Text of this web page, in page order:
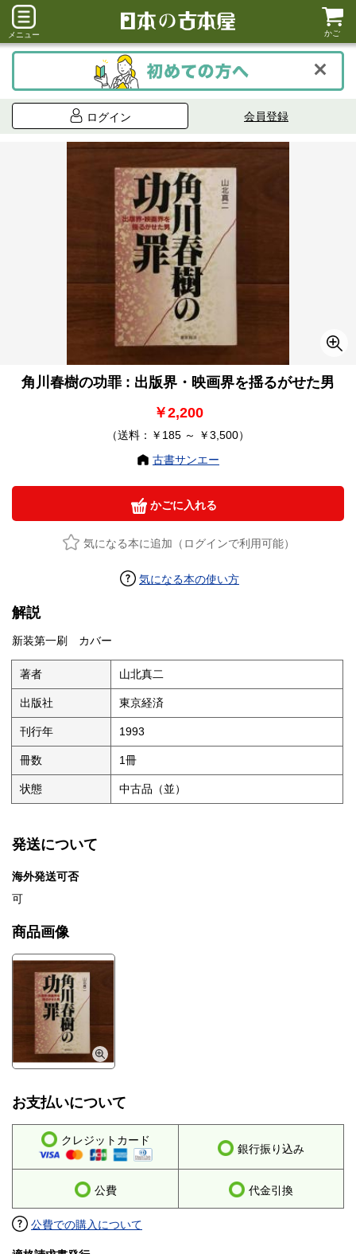
メニュー かご
ログイン 会員登録
角川春樹の功罪 : 出版界・映画界を揺るがせた男
￥2,200
（送料：￥185 ～ ￥3,500）
古書サンエー
かごに入れる
気になる本に追加（ログインで利用可能）
気になる本の使い方
解説
新装第一刷 カバー
著者 山北真二
出版社 東京経済
刊行年 1993
冊数 1冊
状態 中古品（並）
発送について
海外発送可否
可
商品画像
お支払いについて
クレジットカード
銀行振り込み
公費 代金引換
公費での購入について